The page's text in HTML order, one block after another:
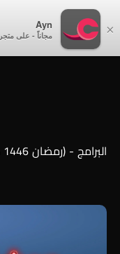
×
Ayn
مجاناً - على متجر Google Play
البرامج - (رمضان 1446 هــ)